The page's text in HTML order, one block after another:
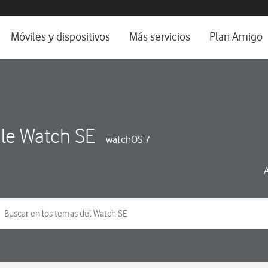
e idioma
Móviles y dispositivos Más servicios Plan Amigo
Watch SE watchOS 7